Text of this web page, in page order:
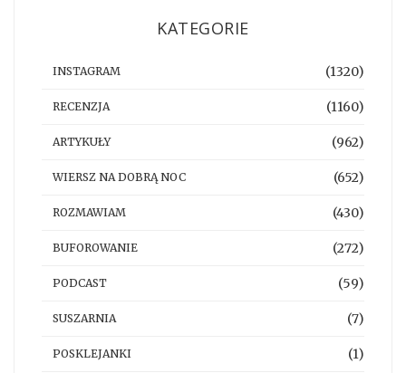
KATEGORIE
INSTAGRAM (1320)
RECENZJA (1160)
ARTYKUŁY (962)
WIERSZ NA DOBRĄ NOC (652)
ROZMAWIAM (430)
BUFOROWANIE (272)
PODCAST (59)
SUSZARNIA (7)
POSKLEJANKI (1)